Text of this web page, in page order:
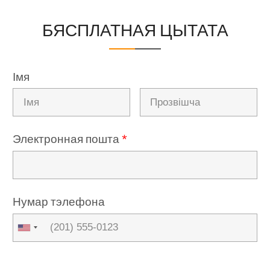
БЯСПЛАТНАЯ ЦЫТАТА
Імя
Электронная пошта*
Нумар тэлефона